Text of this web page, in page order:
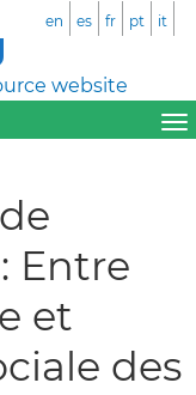
website
en es fr pt it
Entre
et
des